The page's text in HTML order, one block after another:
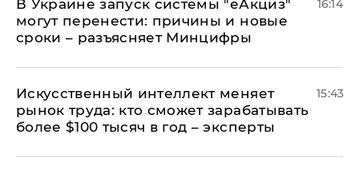
В Украине запуск системы "еАкциз"
могут перенести: причины и новые
сроки – разъясняет Минцифры
16:14
Искусственный интеллект меняет
рынок труда: кто сможет зарабатывать
более $100 тысяч в год – эксперты
15:43